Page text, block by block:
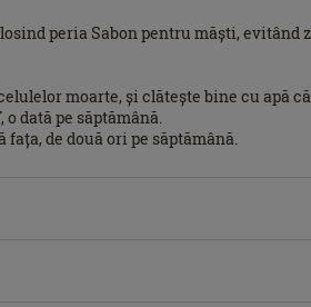
peria Sabon pentru măști, evitând
moarte, și clătește bine cu apă
dată pe săptămână.
de două ori pe săptămână.